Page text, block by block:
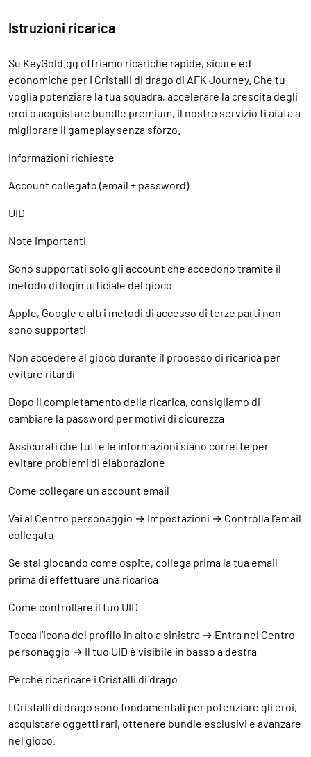
Istruzioni ricarica
Su KeyGold.gg offriamo ricariche rapide, sicure ed
economiche per i Cristalli di drago di AFK Journey. Che tu
voglia potenziare la tua squadra, accelerare la crescita degli
eroi o acquistare bundle premium, il nostro servizio ti aiuta a
migliorare il gameplay senza sforzo.
Informazioni richieste
Account collegato (email + password)
UID
Note importanti
Sono supportati solo gli account che accedono tramite il
metodo di login ufficiale del gioco
Apple, Google e altri metodi di accesso di terze parti non
sono supportati
Non accedere al gioco durante il processo di ricarica per
evitare ritardi
Dopo il completamento della ricarica, consigliamo di
cambiare la password per motivi di sicurezza
Assicurati che tutte le informazioni siano corrette per
evitare problemi di elaborazione
Come collegare un account email
Vai al Centro personaggio → Impostazioni → Controlla l’email
collegata
Se stai giocando come ospite, collega prima la tua email
prima di effettuare una ricarica
Come controllare il tuo UID
Tocca l’icona del profilo in alto a sinistra → Entra nel Centro
personaggio → Il tuo UID è visibile in basso a destra
Perché ricaricare i Cristalli di drago
I Cristalli di drago sono fondamentali per potenziare gli eroi,
acquistare oggetti rari, ottenere bundle esclusivi e avanzare
nel gioco.